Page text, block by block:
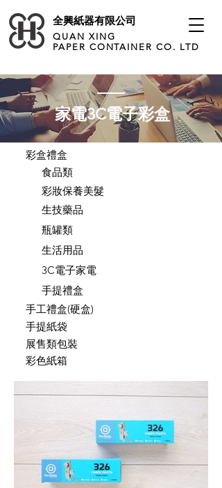
全興紙器有限公司
QUAN XING
PAPER CONTAINER CO. LTD
家電3C電子彩盒
手工禮盒(硬盒)
彩盒禮盒
手提禮盒
3C電子家電
生活用品
瓶罐類
生技藥品
彩妝保養美髮
食品類
手提紙袋
展售類包裝
彩色紙箱